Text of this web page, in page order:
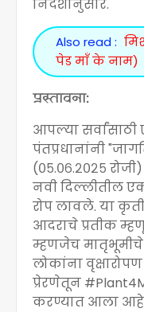
निर्देशानुसार.
Also read :
पेड माँ के नाम)
प्रस्तावना:
आपल्या
पंतप्रधानांनी
(०५.०६.२०२५
नवी दिल्लीतील
रोप लावले. या
आदराचे प्रतीक
म्हणजेच मातृभूमीचे
लोकांना
प्रेरणेतून
करण्यात आला